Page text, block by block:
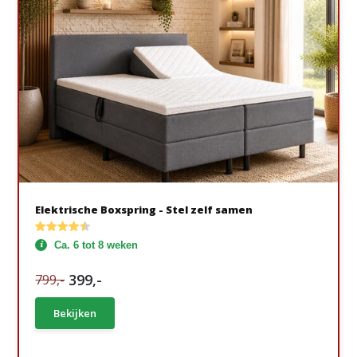
Elektrische Boxspring - Stel zelf samen
Ca. 6 tot 8 weken
799,- 399,-
Bekijken